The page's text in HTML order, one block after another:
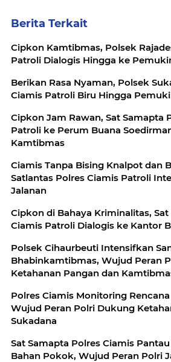
Berita Terkait
Cipkon Kamtibmas, Polsek
Patroli Dialogis Hingga ke
Berikan Rasa Nyaman, Polsek
Ciamis Patroli Biru Hingga
Cipkon Jam Rawan, Sat Samapta
Patroli ke Perum Buana
Kamtibmas
Ciamis Tanpa Bising Knalpot dan
Satlantas Polres Ciamis Patroli
Jalanan
Cipkon di Bahaya Kriminalitas,
Ciamis Patroli Dialogis ke Kantor
Polsek Cihaurbeuti Intensifkan
Bhabinkamtibmas, Wujud Peran
Ketahanan Pangan dan
Polres Ciamis Monitoring
Wujud Peran Polri Dukung
Sukadana
Sat Samapta Polres Ciamis
Bahan Pokok, Wujud Peran Polri